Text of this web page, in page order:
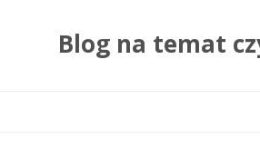
Blog na temat